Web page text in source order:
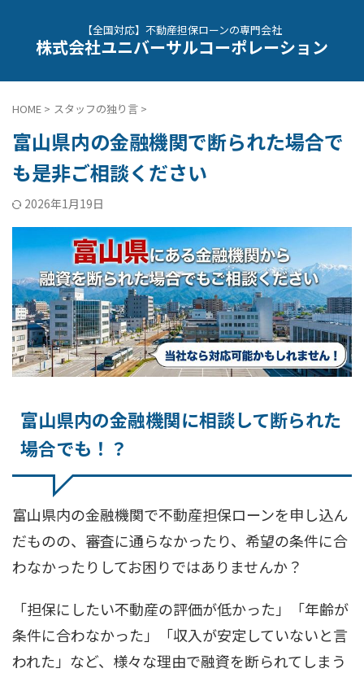
【全国対応】不動産担保ローンの専門会社
株式会社ユニバーサルコーポレーション
HOME > スタッフの独り言 >
富山県内の金融機関で断られた場合で
も是非ご相談ください
2026年1月19日
富山県内の金融機関に相談して断られた
場合でも！？
富山県内の金融機関で不動産担保ローンを申し込ん
だものの、審査に通らなかったり、希望の条件に合
わなかったりしてお困りではありませんか？
「担保にしたい不動産の評価が低かった」「年齢が
条件に合わなかった」「収入が安定していないと言
われた」など、様々な理由で融資を断られてしまう